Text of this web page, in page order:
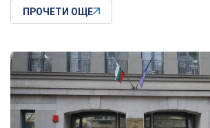
ПРОЧЕТИ ОЩЕ